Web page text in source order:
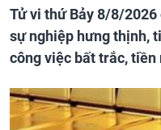
Tử vi thứ Bảy 8/8/2026
sự nghiệp hưng thịnh,
công việc bất trắc,